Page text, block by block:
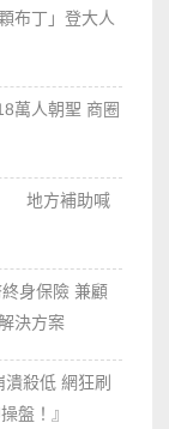
布丁」登大人
萬人朝聖 商圈
地方補助喊
身保險 兼顧
決方案
殺低 網狂刷
盤！』